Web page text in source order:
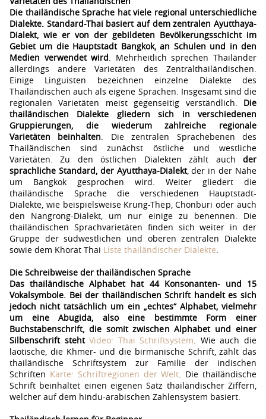
Die thailändische Sprache hat viele regional unterschiedliche
Dialekte. Standard-Thai basiert auf dem zentralen Ayutthaya-
Dialekt, wie er von der gebildeten Bevölkerungsschicht im
Gebiet um die Hauptstadt Bangkok, an Schulen und in den
Medien verwendet wird . Mehrheitlich sprechen Thailänder
allerdings andere Varietäten des Zentralthailändischen.
Einige Linguisten bezeichnen einzelne Dialekte des
Thailändischen auch als eigene Sprachen. Insgesamt sind die
regionalen Varietäten meist gegenseitig verständlich. Die
thailändischen Dialekte gliedern sich in verschiedenen
Gruppierungen, die wiederum zahlreiche regionale
Varietäten beinhalten . Die zentralen Sprachebenen des
Thailändischen sind zunächst östliche und westliche
Varietäten. Zu den östlichen Dialekten zählt auch der
sprachliche Standard, der Ayutthaya-Dialekt, der in der Nähe
um Bangkok gesprochen wird. Weiter gliedert die
thailändische Sprache die verschiedenen Hauptstadt-
Dialekte, wie beispielsweise Krung-Thep, Chonburi oder auch
den Nangrong-Dialekt, um nur einige zu benennen. Die
thailändischen Sprachvarietäten finden sich weiter in der
Gruppe der südwestlichen und oberen zentralen Dialekte
sowie dem Khorat Thai Liste thailändischer Dialekte
Die Schreibweise der thailändischen Sprache
Das thailändische Alphabet hat 44 Konsonanten- und 15
Vokalsymbole. Bei der thailändischen Schrift handelt es sich
jedoch nicht tatsächlich um ein „echtes“ Alphabet, vielmehr
um eine Abugida, also eine bestimmte Form einer
Buchstabenschrift, die somit zwischen Alphabet und einer
Silbenschrift steht Video: Thai Schriftsystem . Wie auch die
laotische, die Khmer- und die birmanische Schrift, zählt das
thailändische Schriftsystem zur Familie der indischen
Schriften Karte: Schriftregionen der Welt . Die thailändische
Schrift beinhaltet einen eigenen Satz thailändischer Ziffern,
welcher auf dem hindu-arabischen Zahlensystem basiert.